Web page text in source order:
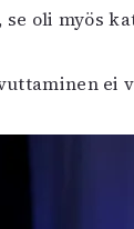
oli myös
ei